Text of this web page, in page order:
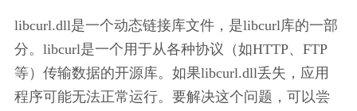
libcurl.dll是一个动态链接库文件，是libcurl库的一部
分。libcurl是一个用于从各种协议（如HTTP、FTP
等）传输数据的开源库。如果libcurl.dll丢失，应用
程序可能无法正常运行。要解决这个问题，可以尝